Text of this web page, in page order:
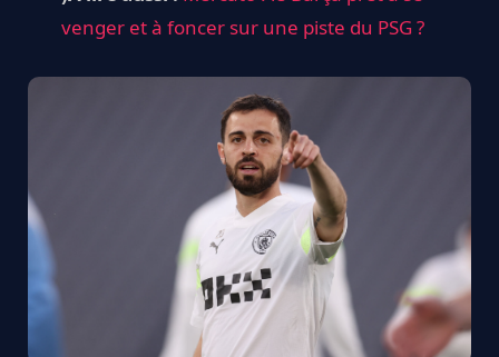
venger et à foncer sur une piste du PSG ?